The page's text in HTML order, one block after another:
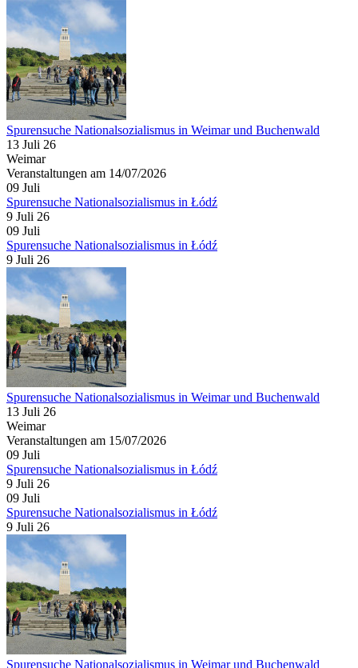
Spurensuche Nationalsozialismus in Weimar und Buchenwald
13 Juli 26
Weimar
Veranstaltungen am 14/07/2026
09 Juli
Spurensuche Nationalsozialismus in Łódź
9 Juli 26
09 Juli
Spurensuche Nationalsozialismus in Łódź
9 Juli 26
Spurensuche Nationalsozialismus in Weimar und Buchenwald
13 Juli 26
Weimar
Veranstaltungen am 15/07/2026
09 Juli
Spurensuche Nationalsozialismus in Łódź
9 Juli 26
09 Juli
Spurensuche Nationalsozialismus in Łódź
9 Juli 26
Spurensuche Nationalsozialismus in Weimar und Buchenwald